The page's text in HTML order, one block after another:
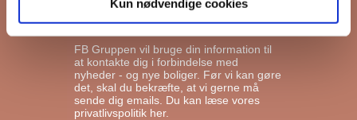
Kun nødvendige cookies
Markedsføringstilladelse
FB Gruppen vil bruge din information til
at kontakte dig i forbindelse med
nyheder - og nye boliger. Før vi kan gøre
det, skal du bekræfte, at vi gerne må
sende dig emails. Du kan læse vores
privatlivspolitik her.